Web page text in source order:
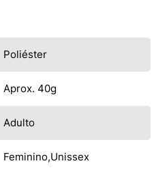
Poliéster
Aprox. 40g
Adulto
Feminino Unissex